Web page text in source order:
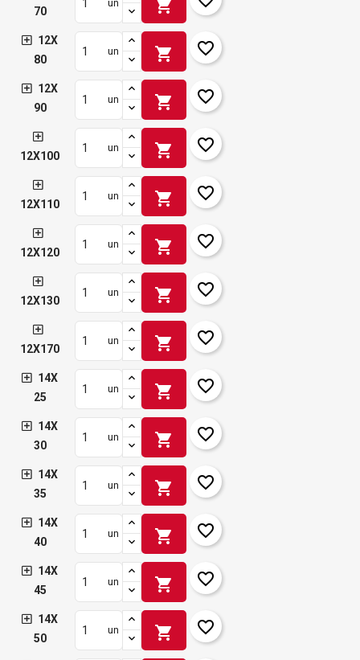
70
un shopping_cart
12X
80
un shopping_cart favorite_border
12X
90
un shopping_cart favorite_border
12X100
un shopping_cart favorite_border
12X110
un shopping_cart favorite_border
12X120
un shopping_cart favorite_border
12X130
un shopping_cart favorite_border
12X170
un shopping_cart favorite_border
14X
25
un shopping_cart favorite_border
14X
30
un shopping_cart favorite_border
14X
35
un shopping_cart favorite_border
14X
40
un shopping_cart favorite_border
14X
45
un shopping_cart favorite_border
14X
50
un shopping_cart favorite_border